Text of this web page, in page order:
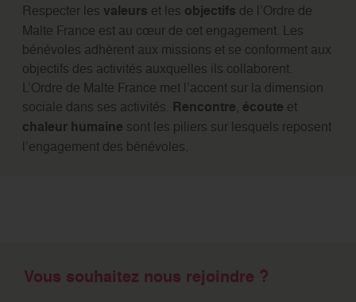
Respecter les valeurs et les objectifs de l’Ordre de
Malte France est au cœur de cet engagement. Les
bénévoles adhèrent aux missions et se conforment aux
objectifs des activités auxquelles ils collaborent.
L’Ordre de Malte France met l’accent sur la dimension
sociale dans ses activités. Rencontre, écoute et
chaleur humaine sont les piliers sur lesquels reposent
l’engagement des bénévoles.
Vous souhaitez nous rejoindre ?